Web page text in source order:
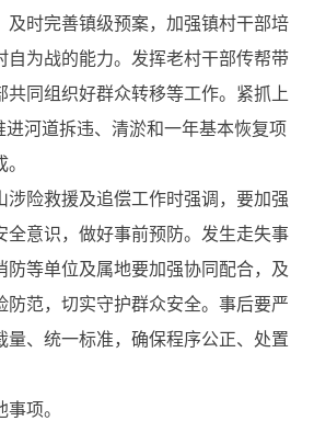
及时完善镇级预案，加强镇村干部培
自为战的能力。发挥老村干部传帮带
共同组织好群众转移等工作。紧抓上
进河道拆违、清淤和一年基本恢复项
涉险救援及追偿工作时强调，要加强
全意识，做好事前预防。发生走失事
防等单位及属地要加强协同配合，及
防范，切实守护群众安全。事后要严
量、统一标准，确保程序公正、处置
项。